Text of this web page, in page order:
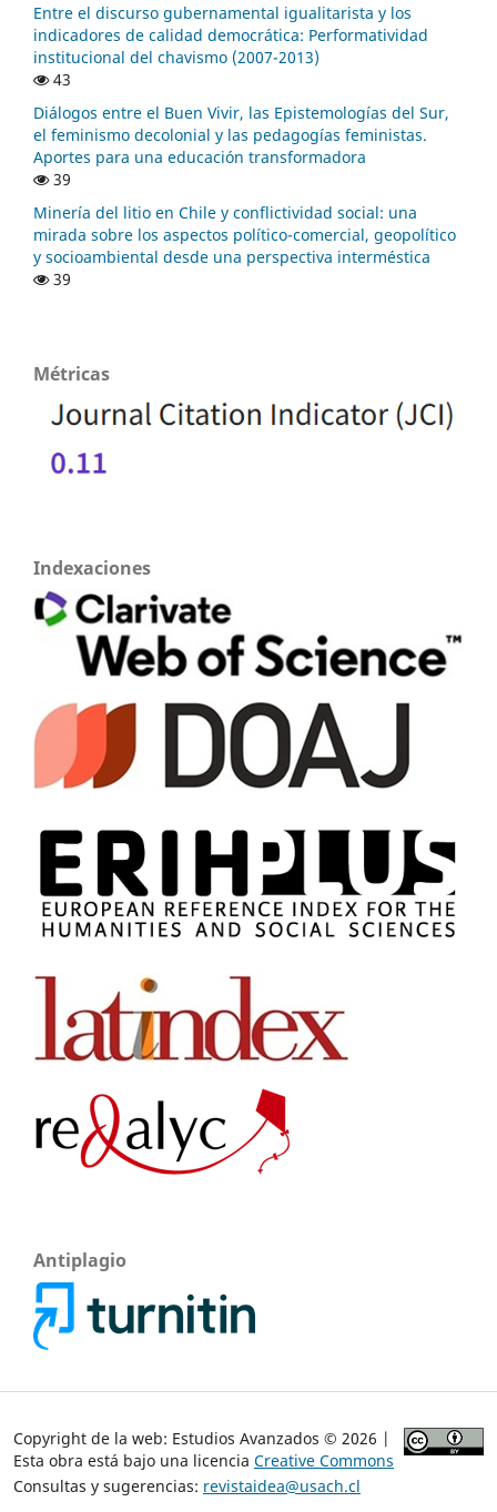
Entre el discurso gubernamental igualitarista y los
indicadores de calidad democrática: Performatividad
institucional del chavismo (2007-2013)
43
Diálogos entre el Buen Vivir, las Epistemologías del Sur,
el feminismo decolonial y las pedagogías feministas.
Aportes para una educación transformadora
39
Minería del litio en Chile y conflictividad social: una
mirada sobre los aspectos político-comercial, geopolítico
y socioambiental desde una perspectiva interméstica
39
Métricas
Indexaciones
Antiplagio
Copyright de la web: Estudios Avanzados © 2026 |
Esta obra está bajo una licencia Creative Commons
Consultas y sugerencias: revistaidea@usach.cl